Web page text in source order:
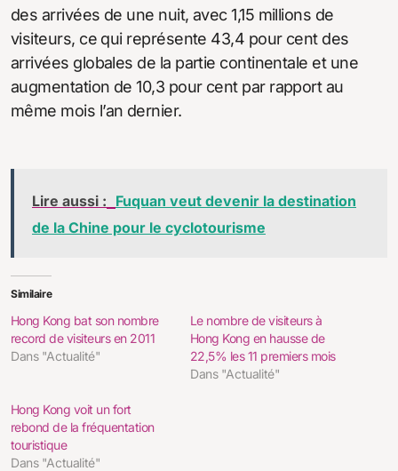
des arrivées de une nuit, avec 1,15 millions de
visiteurs, ce qui représente 43,4 pour cent des
arrivées globales de la partie continentale et une
augmentation de 10,3 pour cent par rapport au
même mois l’an dernier.
Lire aussi : Fuquan veut devenir la destination
de la Chine pour le cyclotourisme
Similaire
Hong Kong bat son nombre
record de visiteurs en 2011
Dans "Actualité"
Le nombre de visiteurs à
Hong Kong en hausse de
22,5% les 11 premiers mois
Dans "Actualité"
Hong Kong voit un fort
rebond de la fréquentation
touristique
Dans "Actualité"